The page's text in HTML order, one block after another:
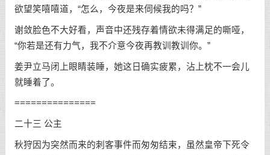
欲望笑嘻嘻道，“怎么，今夜是来伺候我的吗？”
谢敛脸色不大好看，声音中还残存着情欲未得满足的嘶哑，
“你若是还有力气，我不介意今夜再教训教训你。”
姜尹立马闭上眼睛装睡，她这日确实疲累，沾上枕不一会儿
就睡着了。
===============
二十三 公主
秋狩因为突然而来的刺客事件而匆匆结束，虽然皇帝下死令